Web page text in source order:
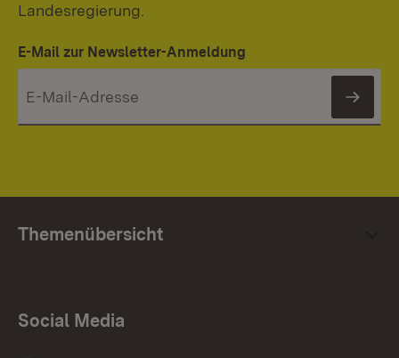
Landesregierung.
E-Mail zur Newsletter-Anmeldung
Themenübersicht
Social Media